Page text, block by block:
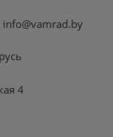
info@vamrad.by
4